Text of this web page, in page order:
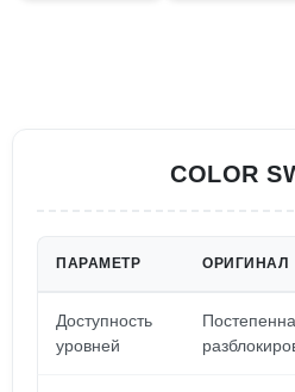
COLOR
ПАРАМЕТР ОРИГИНАЛ
Доступность
уровней